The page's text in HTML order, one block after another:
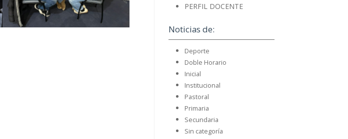
PERFIL DOCENTE
Noticias de:
Deporte
Doble Horario
Inicial
Institucional
Pastoral
Primaria
Secundaria
Sin categoría